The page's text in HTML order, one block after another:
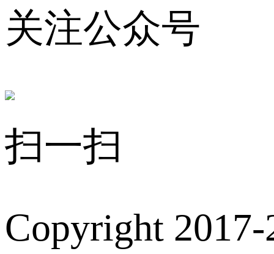
关注公众号
扫一扫
Copyright